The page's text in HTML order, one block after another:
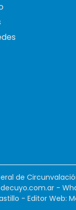
de
-
- Editor Web: